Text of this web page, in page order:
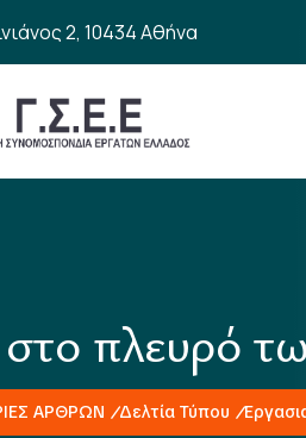
2, 10434 Αθήνα
πλευρό
ΑΡΘΡΩΝ Δελτία Τύπου